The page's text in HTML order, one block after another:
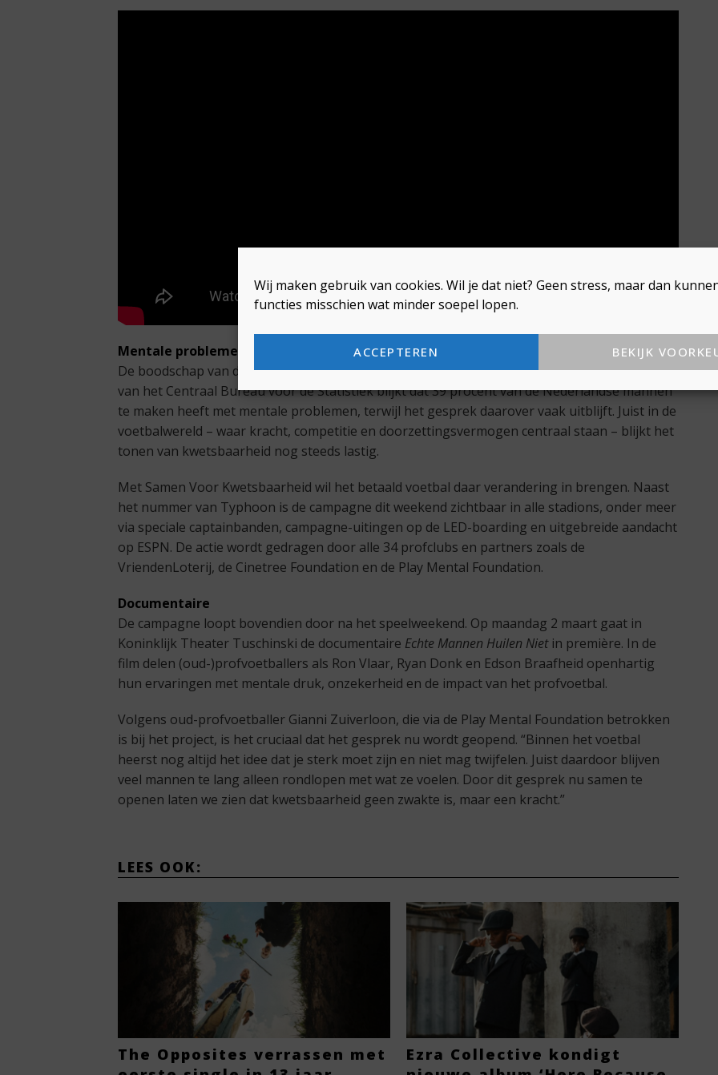
Wij maken gebruik van cookies. Wil je dat niet? Geen stress, maar dan
functies misschien wat minder soepel lopen.
ACCEPTEREN BEKIJK
Mentale problemen
De boodschap van de track sluit aan bij de realiteit die veel mannen ervaren. Uit onderzoek
van het Centraal Bureau voor de Statistiek blijkt dat 39 procent van de Nederlandse mannen
te maken heeft met mentale problemen, terwijl het gesprek daarover vaak uitblijft. Juist in de
voetbalwereld – waar kracht, competitie en doorzettingsvermogen centraal staan – blijkt het
tonen van kwetsbaarheid nog steeds lastig.
Met Samen Voor Kwetsbaarheid wil het betaald voetbal daar verandering in brengen. Naast
het nummer van Typhoon is de campagne dit weekend zichtbaar in alle stadions, onder meer
via speciale captainbanden, campagne-uitingen op de LED-boarding en uitgebreide aandacht
op ESPN. De actie wordt gedragen door alle 34 profclubs en partners zoals de
VriendenLoterij, de Cinetree Foundation en de Play Mental Foundation.
Documentaire
De campagne loopt bovendien door na het speelweekend. Op maandag 2 maart gaat in
Koninklijk Theater Tuschinski de documentaire Echte Mannen Huilen Nietin première. In de
film delen (oud-)profvoetballers als Ron Vlaar, Ryan Donk en Edson Braafheid openhartig
hun ervaringen met mentale druk, onzekerheid en de impact van het profvoetbal.
Volgens oud-profvoetballer Gianni Zuiverloon, die via de Play Mental Foundation betrokken
is bij het project, is het cruciaal dat het gesprek nu wordt geopend. “Binnen het voetbal
heerst nog altijd het idee dat je sterk moet zijn en niet mag twijfelen. Juist daardoor blijven
veel mannen te lang alleen rondlopen met wat ze voelen. Door dit gesprek nu samen te
openen laten we zien dat kwetsbaarheid geen zwakte is, maar een kracht.”
LEES OOK:
The Opposites verrassen met
Ezra Collective kondigt